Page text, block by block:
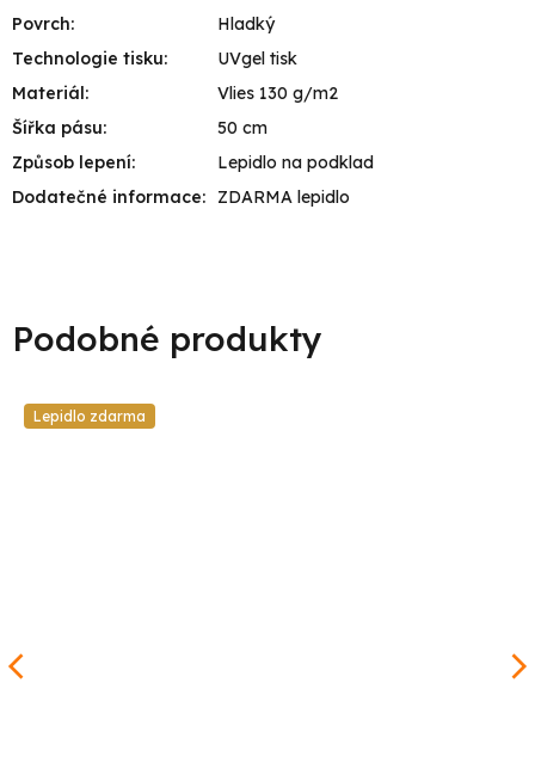
Povrch:
Hladký
Technologie tisku:
UVgel tisk
Materiál:
Vlies 130 g/m2
Šířka pásu:
50 cm
Způsob lepení:
Lepidlo na podklad
Dodatečné informace: ZDARMA lepidlo
Lepidlo zdarma